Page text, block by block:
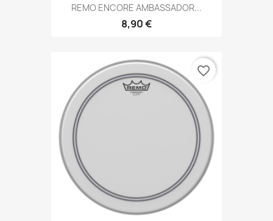
REMO ENCORE AMBASSADOR...
8,90 €
favorite_border